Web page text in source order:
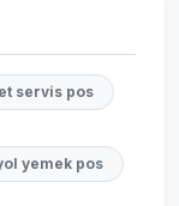
servis pos
yemek pos